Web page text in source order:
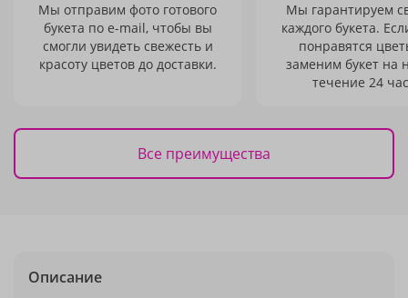
Мы отправим фото готового
букета по e-mail, чтобы вы
смогли увидеть свежесть и
красоту цветов до доставки.
Мы гарантируем
каждого букета.
понравятся
заменим букет на
течение 24
Все преимущества
Описание